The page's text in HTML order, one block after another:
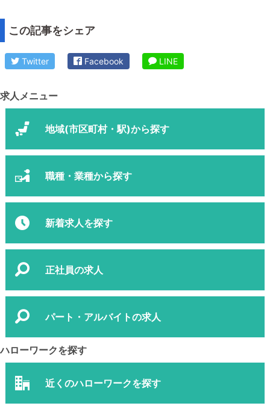
この記事をシェア
Twitter Facebook LINE
求人メニュー
地域(市区町村・駅)から探す
職種・業種から探す
新着求人を探す
正社員の求人
パート・アルバイトの求人
ハローワークを探す
近くのハローワークを探す